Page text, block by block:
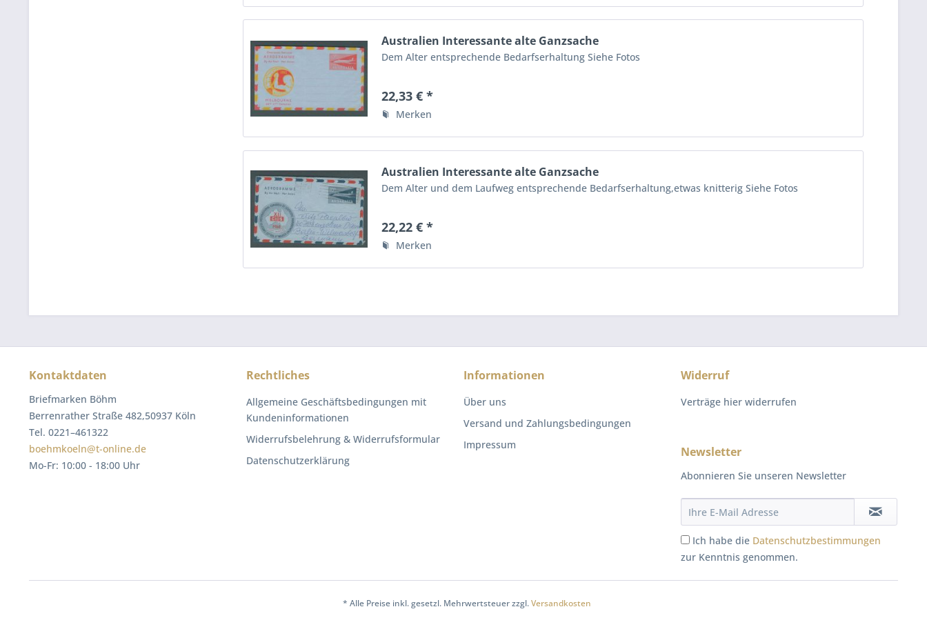
Australien Interessante alte Ganzsache
Dem Alter entsprechende Bedarfserhaltung Siehe Fotos
22,33 € *
Merken
Australien Interessante alte Ganzsache
Dem Alter und dem Laufweg entsprechende Bedarfserhaltung,etwas knitterig Siehe Fotos
22,22 € *
Merken
Kontaktdaten
Briefmarken Böhm
Berrenrather Straße 482,50937 Köln
Tel. 0221–461322
boehmkoeln@t-online.de
Mo-Fr: 10:00 - 18:00 Uhr
Rechtliches
Allgemeine Geschäftsbedingungen mit
Kundeninformationen
Widerrufsbelehrung & Widerrufsformular
Datenschutzerklärung
Informationen
Über uns
Versand und Zahlungsbedingungen
Impressum
Widerruf
Verträge hier widerrufen
Newsletter
Abonnieren Sie unseren Newsletter
Ich habe die Datenschutzbestimmungen
zur Kenntnis genommen.
* Alle Preise inkl. gesetzl. Mehrwertsteuer zzgl.Versandkosten